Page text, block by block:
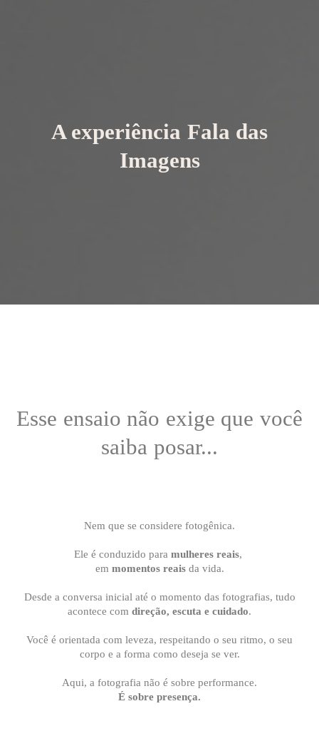
A experiência Fala das
Imagens
Esse ensaio não exige que você
saiba posar...
Nem que se considere fotogênica.
Ele é conduzido para mulheres reais,
em momentos reaisda vida.
Desde a conversa inicial até o momento das fotografias, tudo
acontece com direção, escuta e cuidado.
Você é orientada com leveza, respeitando o seu ritmo, o seu
corpo e a forma como deseja se ver.
Aqui, a fotografia não é sobre performance.
É sobre presença.